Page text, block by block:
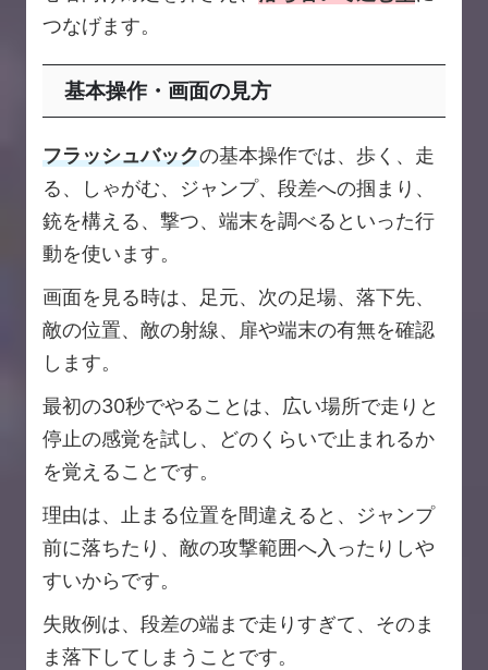
つなげます。
基本操作・画面の見方
フラッシュバックの基本操作では、歩く、走
る、しゃがむ、ジャンプ、段差への掴まり、
銃を構える、撃つ、端末を調べるといった行
動を使います。
画面を見る時は、足元、次の足場、落下先、
敵の位置、敵の射線、扉や端末の有無を確認
します。
最初の30秒でやることは、広い場所で走りと
停止の感覚を試し、どのくらいで止まれるか
を覚えることです。
理由は、止まる位置を間違えると、ジャンプ
前に落ちたり、敵の攻撃範囲へ入ったりしや
すいからです。
失敗例は、段差の端まで走りすぎて、そのま
ま落下してしまうことです。